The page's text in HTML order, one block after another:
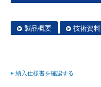
製品概要 技術資料
納入仕様書を確認する